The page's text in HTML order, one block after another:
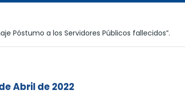
Póstumo a los Servidores Públicos fallecidos”.
Abril de 2022